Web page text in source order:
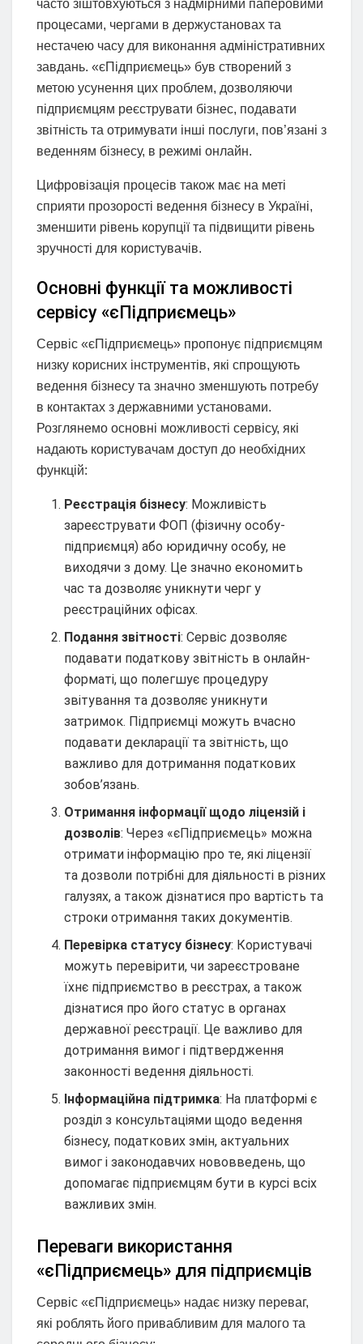
часто зіштовхуються з надмірними паперовими
процесами, чергами в держустановах та
нестачею часу для виконання адміністративних
завдань. «єПідприємець» був створений з
метою усунення цих проблем, дозволяючи
підприємцям реєструвати бізнес, подавати
звітність та отримувати інші послуги, пов’язані з
веденням бізнесу, в режимі онлайн.
Цифровізація процесів також має на меті
сприяти прозорості ведення бізнесу в Україні,
зменшити рівень корупції та підвищити рівень
зручності для користувачів.
Основні функції та можливості
сервісу «єПідприємець»
Сервіс «єПідприємець» пропонує підприємцям
низку корисних інструментів, які спрощують
ведення бізнесу та значно зменшують потребу
в контактах з державними установами.
Розглянемо основні можливості сервісу, які
надають користувачам доступ до необхідних
функцій:
Реєстрація бізнесу: Можливість
зареєструвати ФОП (фізичну особу-
підприємця) або юридичну особу, не
виходячи з дому. Це значно економить
час та дозволяє уникнути черг у
реєстраційних офісах.
Подання звітності: Сервіс дозволяє
подавати податкову звітність в онлайн-
форматі, що полегшує процедуру
звітування та дозволяє уникнути
затримок. Підприємці можуть вчасно
подавати декларації та звітність, що
важливо для дотримання податкових
зобов’язань.
Отримання інформації щодо ліцензій і
дозволів: Через «єПідприємець» можна
отримати інформацію про те, які ліцензії
та дозволи потрібні для діяльності в різних
галузях, а також дізнатися про вартість та
строки отримання таких документів.
Перевірка статусу бізнесу: Користувачі
можуть перевірити, чи зареєстроване
їхнє підприємство в реєстрах, а також
дізнатися про його статус в органах
державної реєстрації. Це важливо для
дотримання вимог і підтвердження
законності ведення діяльності.
Інформаційна підтримка: На платформі є
розділ з консультаціями щодо ведення
бізнесу, податкових змін, актуальних
вимог і законодавчих нововведень, що
допомагає підприємцям бути в курсі всіх
важливих змін.
Переваги використання
«єПідприємець» для підприємців
Сервіс «єПідприємець» надає низку переваг,
які роблять його привабливим для малого та